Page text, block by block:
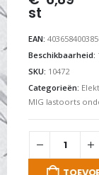
st
EAN:
Beschikbaarheid:
SKU: 10472
Categorieën:
MIG lastoorts